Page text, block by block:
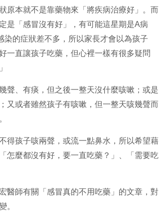
原本就不是靠藥物來「將疾病治療好」。而
是「感冒沒有好」，有可能這星期是A病
的症狀差不多，所以家長才會以為孩子
一直讓孩子吃藥，但心裡一樣有很多疑問
？」
聲、有痰，但之後一整天沒什麼咳嗽；或是
又或者雖然孩子有咳嗽，但一整天咳幾聲而
。
得孩子咳兩聲，或流一點鼻水，所以希望藉
怎麼都沒有好，要一直吃藥？」、「需要吃
醫師有關「感冒真的不用吃藥」的文章，對
。